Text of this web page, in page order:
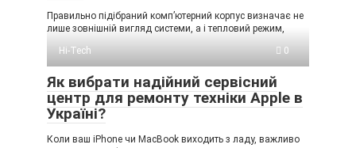
Правильно підібраний комп’ютерний корпус визначає не
лише зовнішній вигляд системи, а і тепловий режим,
Hi-Tech
0
Як вибрати надійний сервісний
центр для ремонту техніки Apple в
Україні?
Коли ваш iPhone чи MacBook виходить з ладу, важливо